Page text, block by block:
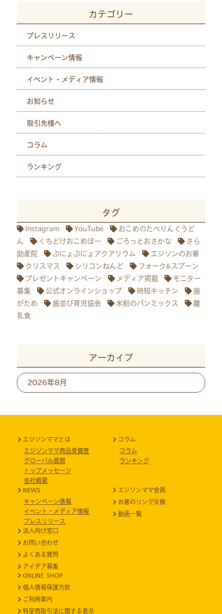
カテゴリー
プレスリリース
キャンペーン情報
イベント・メディア情報
お知らせ
取引先様へ
コラム
ランキング
タグ
Instagram YouTube
おこめのたべりんぐうど
ん
くちどけおこめぼー ごろっとおさかな
さら
助産院
ぷにょぷにょアクアリウム
エジソンのお箸
クリスマス
シリコンねんど
フォーク&スプーン
プレゼントキャンペーン
メディア掲載
モニター
募集
公式オンラインショップ 時短キッチン
歯
がため
歯並び育児協会 米粉のパンミックス
離
乳食
アーカイブ
ア
ー
エジソンママとは
エジソンママ商品受賞歴
グローバル展開
トップメッセージ
会社概要
コラム
コラム
ランキング
NEWS
キャンペーン情報
イベント・メディア情報
プレスリリース
エジソンママ会員
お箸のリング交換
動画一覧
法人向け窓口
お問い合わせ
よくある質問
アイデア募集
ONLINE SHOP
個人情報保護方針
ご利用案内
特定商取引法に関する表示